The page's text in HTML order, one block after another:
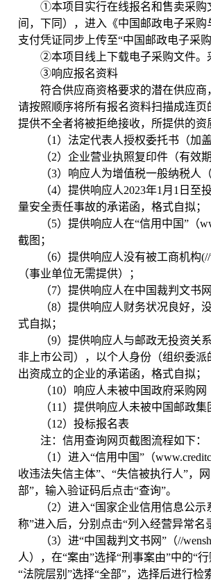
①本项目实行在线报名和售卖采购
间，下同），进入《中国邮政电子采购
支付凭证同步上传至“中国邮政电子采
②本项目线上下载电子采购文件。
③响应报名资料
符合供应商资格要求的潜在供应商
请按照顺序将所有报名资料扫描成连
提供不全者将被拒绝接收，所提供的
（1）法定代表人授权委托书（加
（2）企业营业执照复印件（有效
（3）响应人为增值税一般纳税人
（4）提供响应人2023年1月1日
量安全责任事故的承诺函，格式自拟；
（5）提供响应人在“信用中国”（
截图；
（6）提供响应人没有被工商机构
（事业单位无需提供）；
（7）提供响应人在中国裁判文书
（8）提供响应人财务状况良好
式自拟；
（9）提供响应人与邮政无投资
非上市公司），以个人身份（组织委
出资成立的企业的承诺函，格式自拟；
（10）响应人未被中国政府采购
（11）提供响应人未被中国邮政
（12）投标报名表
注：信用查询网页截图流程如下：
（1）进入“信用中国”（
收违法失信主体”、“失信被执行人”，
部”，输入验证码后点击“查询”。
（2）进入“国家企业信用信息公
称”进入后，分别点击“列入经营异常名
（3）进“中国裁判文书网”（//
人），在“案由”选择“刑事案由”中的“行
“法院层别”选择“全部”，选择后进行检